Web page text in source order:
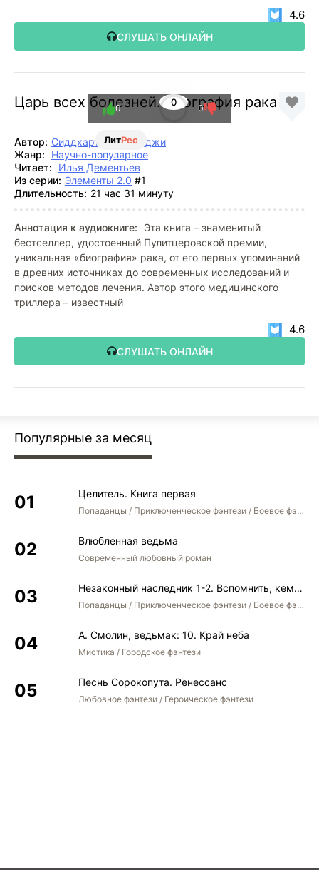
СЛУШАТЬ ОНЛАЙН
4.6
Царь всех болезней. Биография рака
ЛитРес
0
0 0
Автор: Сиддхартха Мукерджи
Жанр:
Научно-популярное
Читает:
Илья Дементьев
Из серии: Элементы 2.0 #1
Длительность: 21 час 31 минуту
Аннотация к аудиокниге:
Эта книга – знаменитый
бестселлер, удостоенный Пулитцеровской премии,
уникальная «биография» рака, от его первых упоминаний
в древних источниках до современных исследований и
поисков методов лечения. Автор этого медицинского
триллера – известный
СЛУШАТЬ ОНЛАЙН
4.6
Популярные за месяц
Целитель. Книга первая
Попаданцы / Приключенческое фэнтези / Боевое фэнтези
Влюбленная ведьма
Современный любовный роман
Незаконный наследник 1-2. Вспомнить, кем был. Стать собой. Остаться собой
Попаданцы / Приключенческое фэнтези / Боевое фэнтези / Юмористическое фэнтези
А. Смолин, ведьмак: 10. Край неба
Мистика / Городское фэнтези
Песнь Сорокопута. Ренессанс
Любовное фэнтези / Героическое фэнтези